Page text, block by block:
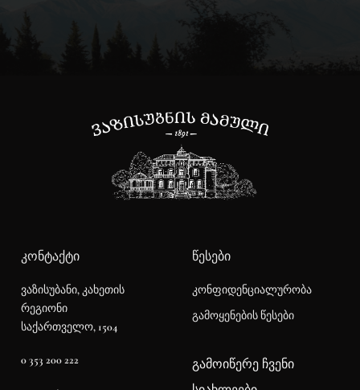
ᲙᲝᲜᲢᲐᲥᲢᲘ
ვაზისუბანი, კახეთის
რეგიონი
საქართველო, 1504
0 353 200 222
ᲬᲔᲡᲔᲑᲘ
კონფიდენციალურობა
გამოყენების წესები
ᲒᲐᲛᲝᲘᲬᲔᲠᲔ ᲩᲕᲔᲜᲘ